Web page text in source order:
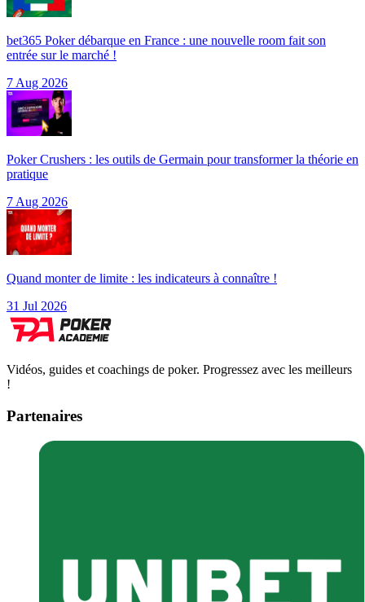
bet365 Poker débarque en France : une nouvelle room fait son
entrée sur le marché !
7 Aug 2026
Poker Crushers : les outils de Germain pour transformer la théorie en
pratique
7 Aug 2026
Quand monter de limite : les indicateurs à connaître !
31 Jul 2026
Vidéos, guides et coachings de poker. Progressez avec les meilleurs
!
Partenaires